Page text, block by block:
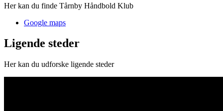
Her kan du finde Tårnby Håndbold Klub
Google maps
Ligende steder
Her kan du udforske ligende steder